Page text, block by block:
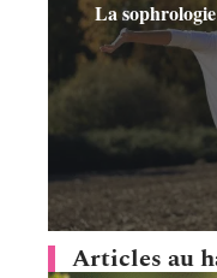
La
Articles au